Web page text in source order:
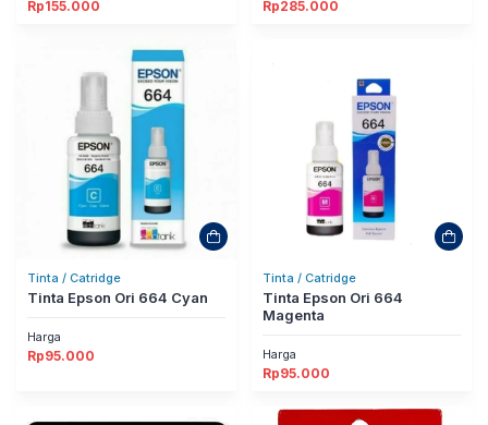
Rp155.000 Rp285.000
Tinta / Catridge
Tinta Epson Ori 664 Cyan
Harga
Rp95.000
Tinta / Catridge
Tinta Epson Ori 664
Magenta
Harga
Rp95.000